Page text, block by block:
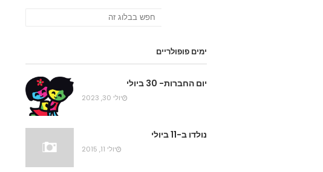
ימים פופולריים
יום החברות- 30 ביולי
יולי 30, 2023
נולדו ב-11 ביולי
יולי 11, 2015